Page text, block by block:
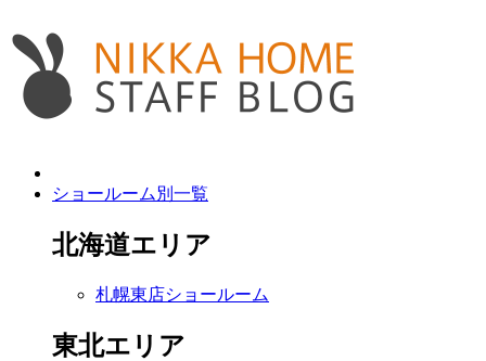
ショールーム別一覧
北海道エリア
札幌東店ショールーム
東北エリア